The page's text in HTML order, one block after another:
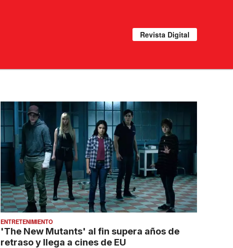
Revista Digital
ENTRETENIMIENTO
'The New Mutants' al fin supera años de
retraso y llega a cines de EU